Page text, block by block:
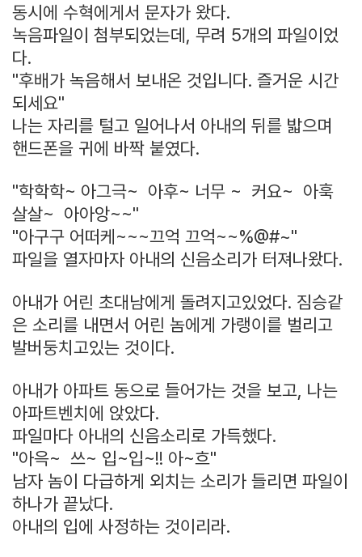
동시에 수혁에게서 문자가 왔다.
녹음파일이 첨부되었는데, 무려 5개의 파일이었
다.
"후배가 녹음해서 보내온 것입니다. 즐거운 시간
되세요"
나는 자리를 털고 일어나서 아내의 뒤를 밟으며
핸드폰을 귀에 바짝 붙였다.
"학학학~ 아그극~ 아후~ 너무 ~ 커요~ 아훅
살살~ 아아앙~~"
"아구구 어떠케~~~끄억 끄억~~%@#~"
파일을 열자마자 아내의 신음소리가 터져나왔다.
아내가 어린 초대남에게 돌려지고있었다. 짐승같
은 소리를 내면서 어린 놈에게 가랭이를 벌리고
발버둥치고있는 것이다.
아내가 아파트 동으로 들어가는 것을 보고, 나는
아파트벤치에 앉았다.
파일마다 아내의 신음소리로 가득했다.
"아윽~ 쓰~ 입~입~!! 아~흐"
남자 놈이 다급하게 외치는 소리가 들리면 파일이
하나가 끝났다.
아내의 입에 사정하는 것이리라.